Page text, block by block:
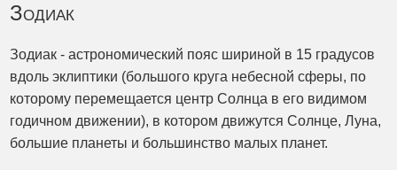
Зодиак
Зодиак - астрономический пояс шириной в 15 градусов
вдоль эклиптики (большого круга небесной сферы, по
которому перемещается центр Солнца в его видимом
годичном движении), в котором движутся Солнце, Луна,
большие планеты и большинство малых планет.